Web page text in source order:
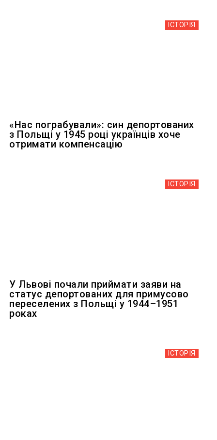
ІСТОРІЯ
«Нас пограбували»: син депортованих
з Польщі у 1945 році українців хоче
отримати компенсацію
ІСТОРІЯ
У Львові почали приймати заяви на
статус депортованих для примусово
переселених з Польщі у 1944–1951
роках
ІСТОРІЯ